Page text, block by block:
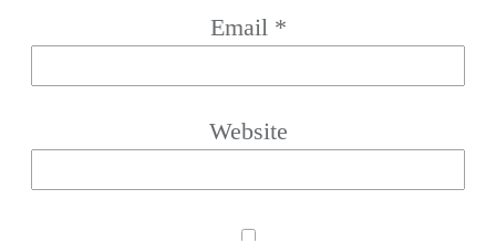
Email *
Website